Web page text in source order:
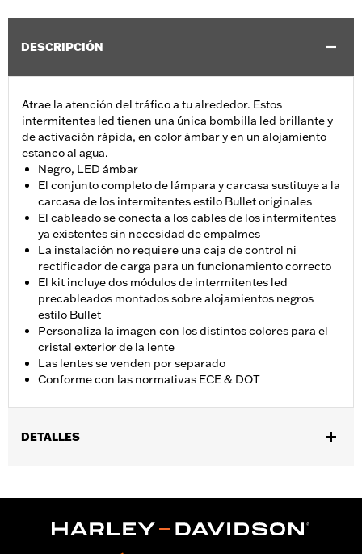
DESCRIPCIÓN
Atrae la atención del tráfico a tu alrededor. Estos
intermitentes led tienen una única bombilla led brillante y
de activación rápida, en color ámbar y en un alojamiento
estanco al agua.
Negro, LED ámbar
El conjunto completo de lámpara y carcasa sustituye a la
carcasa de los intermitentes estilo Bullet originales
El cableado se conecta a los cables de los intermitentes
ya existentes sin necesidad de empalmes
La instalación no requiere una caja de control ni
rectificador de carga para un funcionamiento correcto
El kit incluye dos módulos de intermitentes led
precableados montados sobre alojamientos negros
estilo Bullet
Personaliza la imagen con los distintos colores para el
cristal exterior de la lente
Las lentes se venden por separado
Conforme con las normativas ECE & DOT
DETALLES
Instrucciones de instalación